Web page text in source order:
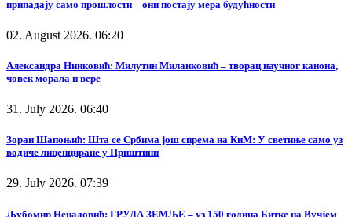
припадају само прошлости – они постају мера будућности
02. August 2026. 06:20
Александра Нинковић: Милутин Миланковић – творац научног канона,
човек морала и вере
31. July 2026. 06:40
Зоран Шапоњић: Шта се Србима још спрема на КиМ: У светиње само уз
водиче лиценциране у Приштини
29. July 2026. 07:39
Љубомир Ненадовић: ГРУДА ЗЕМЉЕ – уз 150 година Битке на Вучјем